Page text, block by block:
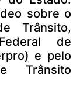
sobre o
Trânsito,
de
e pelo
Trânsito